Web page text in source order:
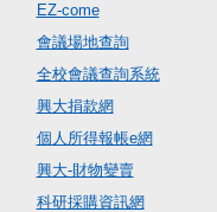
EZ-come
會議場地查詢
全校會議查詢系統
興大捐款網
個人所得報帳e網
興大-財物變賣
科研採購資訊網